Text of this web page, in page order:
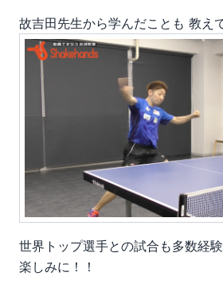
故吉田先生から学んだこと も 教え
世界トップ選手との試合も多数経
楽しみに！！